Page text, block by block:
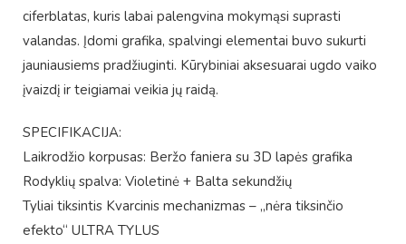
ciferblatas, kuris labai palengvina mokymąsi suprasti
valandas. Įdomi grafika, spalvingi elementai buvo sukurti
jauniausiems pradžiuginti. Kūrybiniai aksesuarai ugdo vaiko
įvaizdį ir teigiamai veikia jų raidą.
SPECIFIKACIJA:
Laikrodžio korpusas: Beržo faniera su 3D lapės grafika
Rodyklių spalva: Violetinė + Balta sekundžių
Tyliai tiksintis Kvarcinis mechanizmas – „nėra tiksinčio
efekto“ ULTRA TYLUS